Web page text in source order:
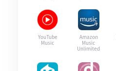
YouTube
Music
Amazon
Music
Unlimited